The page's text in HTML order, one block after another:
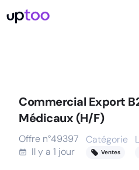
Commercial Export
Médicaux (H/F)
Offre n°49397
Il y a 1 jour
Catégorie
Ventes